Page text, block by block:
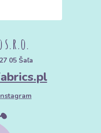
s.r.o.
05 Šaľa